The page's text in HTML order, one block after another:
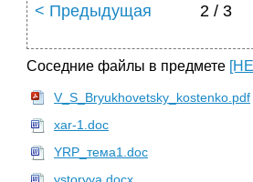
< Предыдущая 2 / 3
Соседние файлы в предмете
V_S_Bryukhovetsky_kostenko.pdf
xar-1.doc
YRP_тема1.doc